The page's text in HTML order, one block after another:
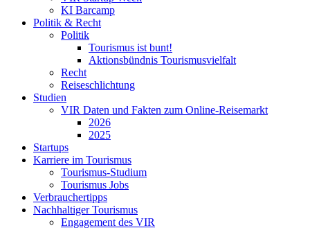
KI Barcamp
Politik & Recht
Politik
Tourismus ist bunt!
Aktionsbündnis Tourismusvielfalt
Recht
Reiseschlichtung
Studien
VIR Daten und Fakten zum Online-Reisemarkt
2026
2025
Startups
Karriere im Tourismus
Tourismus-Studium
Tourismus Jobs
Verbrauchertipps
Nachhaltiger Tourismus
Engagement des VIR